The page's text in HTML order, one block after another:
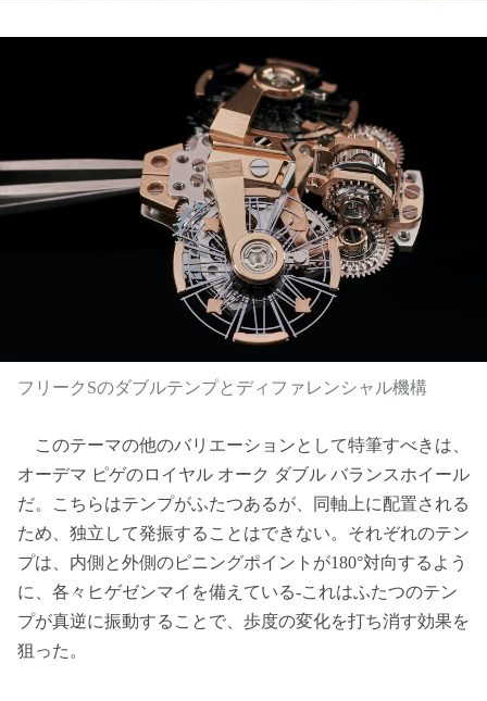
フリークSのダブルテンプとディファレンシャル機構
このテーマの他のバリエーションとして特筆すべきは、
オーデマ ピゲのロイヤル オーク ダブル バランスホイール
だ。こちらはテンプがふたつあるが、同軸上に配置される
ため、独立して発振することはできない。それぞれのテン
プは、内側と外側のピニングポイントが180°対向するよう
に、各々ヒゲゼンマイを備えている‐これはふたつのテン
プが真逆に振動することで、歩度の変化を打ち消す効果を
狙った。